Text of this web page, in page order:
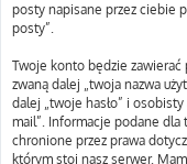
posty napisane przez ciebie
posty”.
Twoje konto będzie
zwaną dalej „twoja nazwa
dalej „twoje hasło” i
mail”. Informacje podane dla
chronione przez prawa
którym stoi nasz serwer.